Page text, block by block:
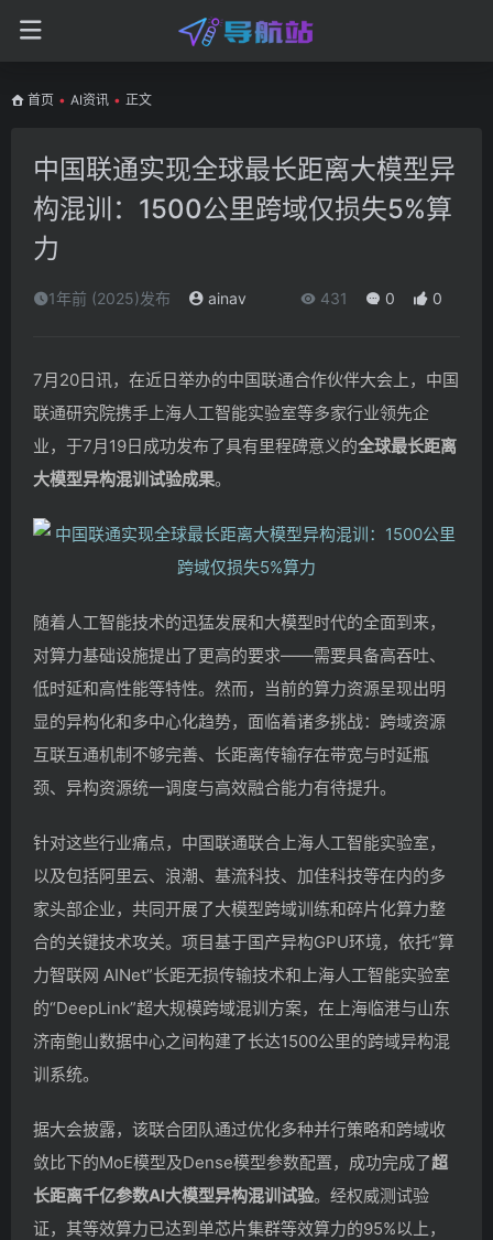
首页 • AI资讯 • 正文
中国联通实现全球最长距离大模型异
构混训：1500公里跨域仅损失5%算
力
1年前 (2025)发布 ainav 431 0 0
7月20日讯，在近日举办的中国联通合作伙伴大会上，中国
联通研究院携手上海人工智能实验室等多家行业领先企
业，于7月19日成功发布了具有里程碑意义的全球最长距离
大模型异构混训试验成果。
随着人工智能技术的迅猛发展和大模型时代的全面到来，
对算力基础设施提出了更高的要求——需要具备高吞吐、
低时延和高性能等特性。然而，当前的算力资源呈现出明
显的异构化和多中心化趋势，面临着诸多挑战：跨域资源
互联互通机制不够完善、长距离传输存在带宽与时延瓶
颈、异构资源统一调度与高效融合能力有待提升。
针对这些行业痛点，中国联通联合上海人工智能实验室，
以及包括阿里云、浪潮、基流科技、加佳科技等在内的多
家头部企业，共同开展了大模型跨域训练和碎片化算力整
合的关键技术攻关。项目基于国产异构GPU环境，依托“算
力智联网 AINet”长距无损传输技术和上海人工智能实验室
的“DeepLink”超大规模跨域混训方案，在上海临港与山东
济南鲍山数据中心之间构建了长达1500公里的跨域异构混
训系统。
据大会披露，该联合团队通过优化多种并行策略和跨域收
敛比下的MoE模型及Dense模型参数配置，成功完成了超
长距离千亿参数AI大模型异构混训试验。经权威测试验
证，其等效算力已达到单芯片集群等效算力的95%以上，